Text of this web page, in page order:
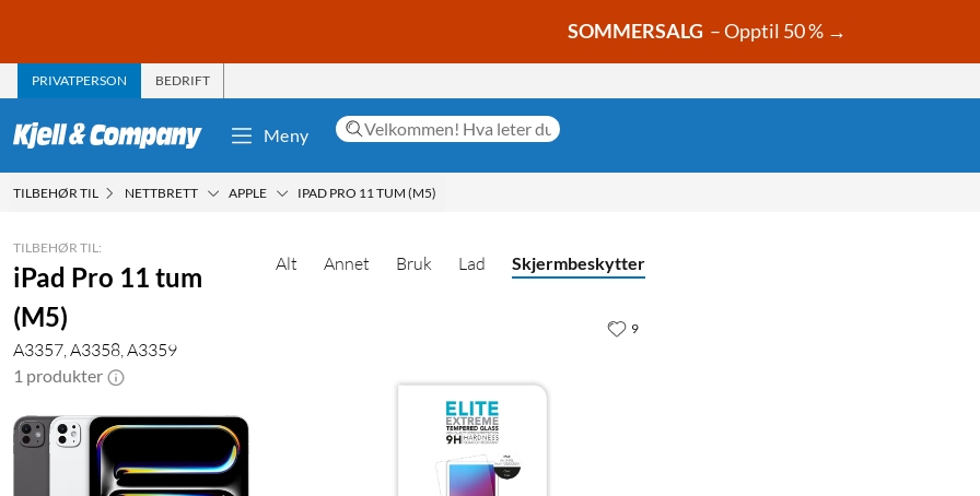
SOMMERSALG – Opptil 50 % →
PRIVATPERSON BEDRIFT
Meny
TILBEHØR TIL NETTBRETT APPLE IPAD PRO 11 TUM (M5)
TILBEHØR TIL:
iPad Pro 11 tum
(M5)
A3357, A3358, A3359
1 produkter
Alt Annet Bruk Lad Skjermbeskytter
9